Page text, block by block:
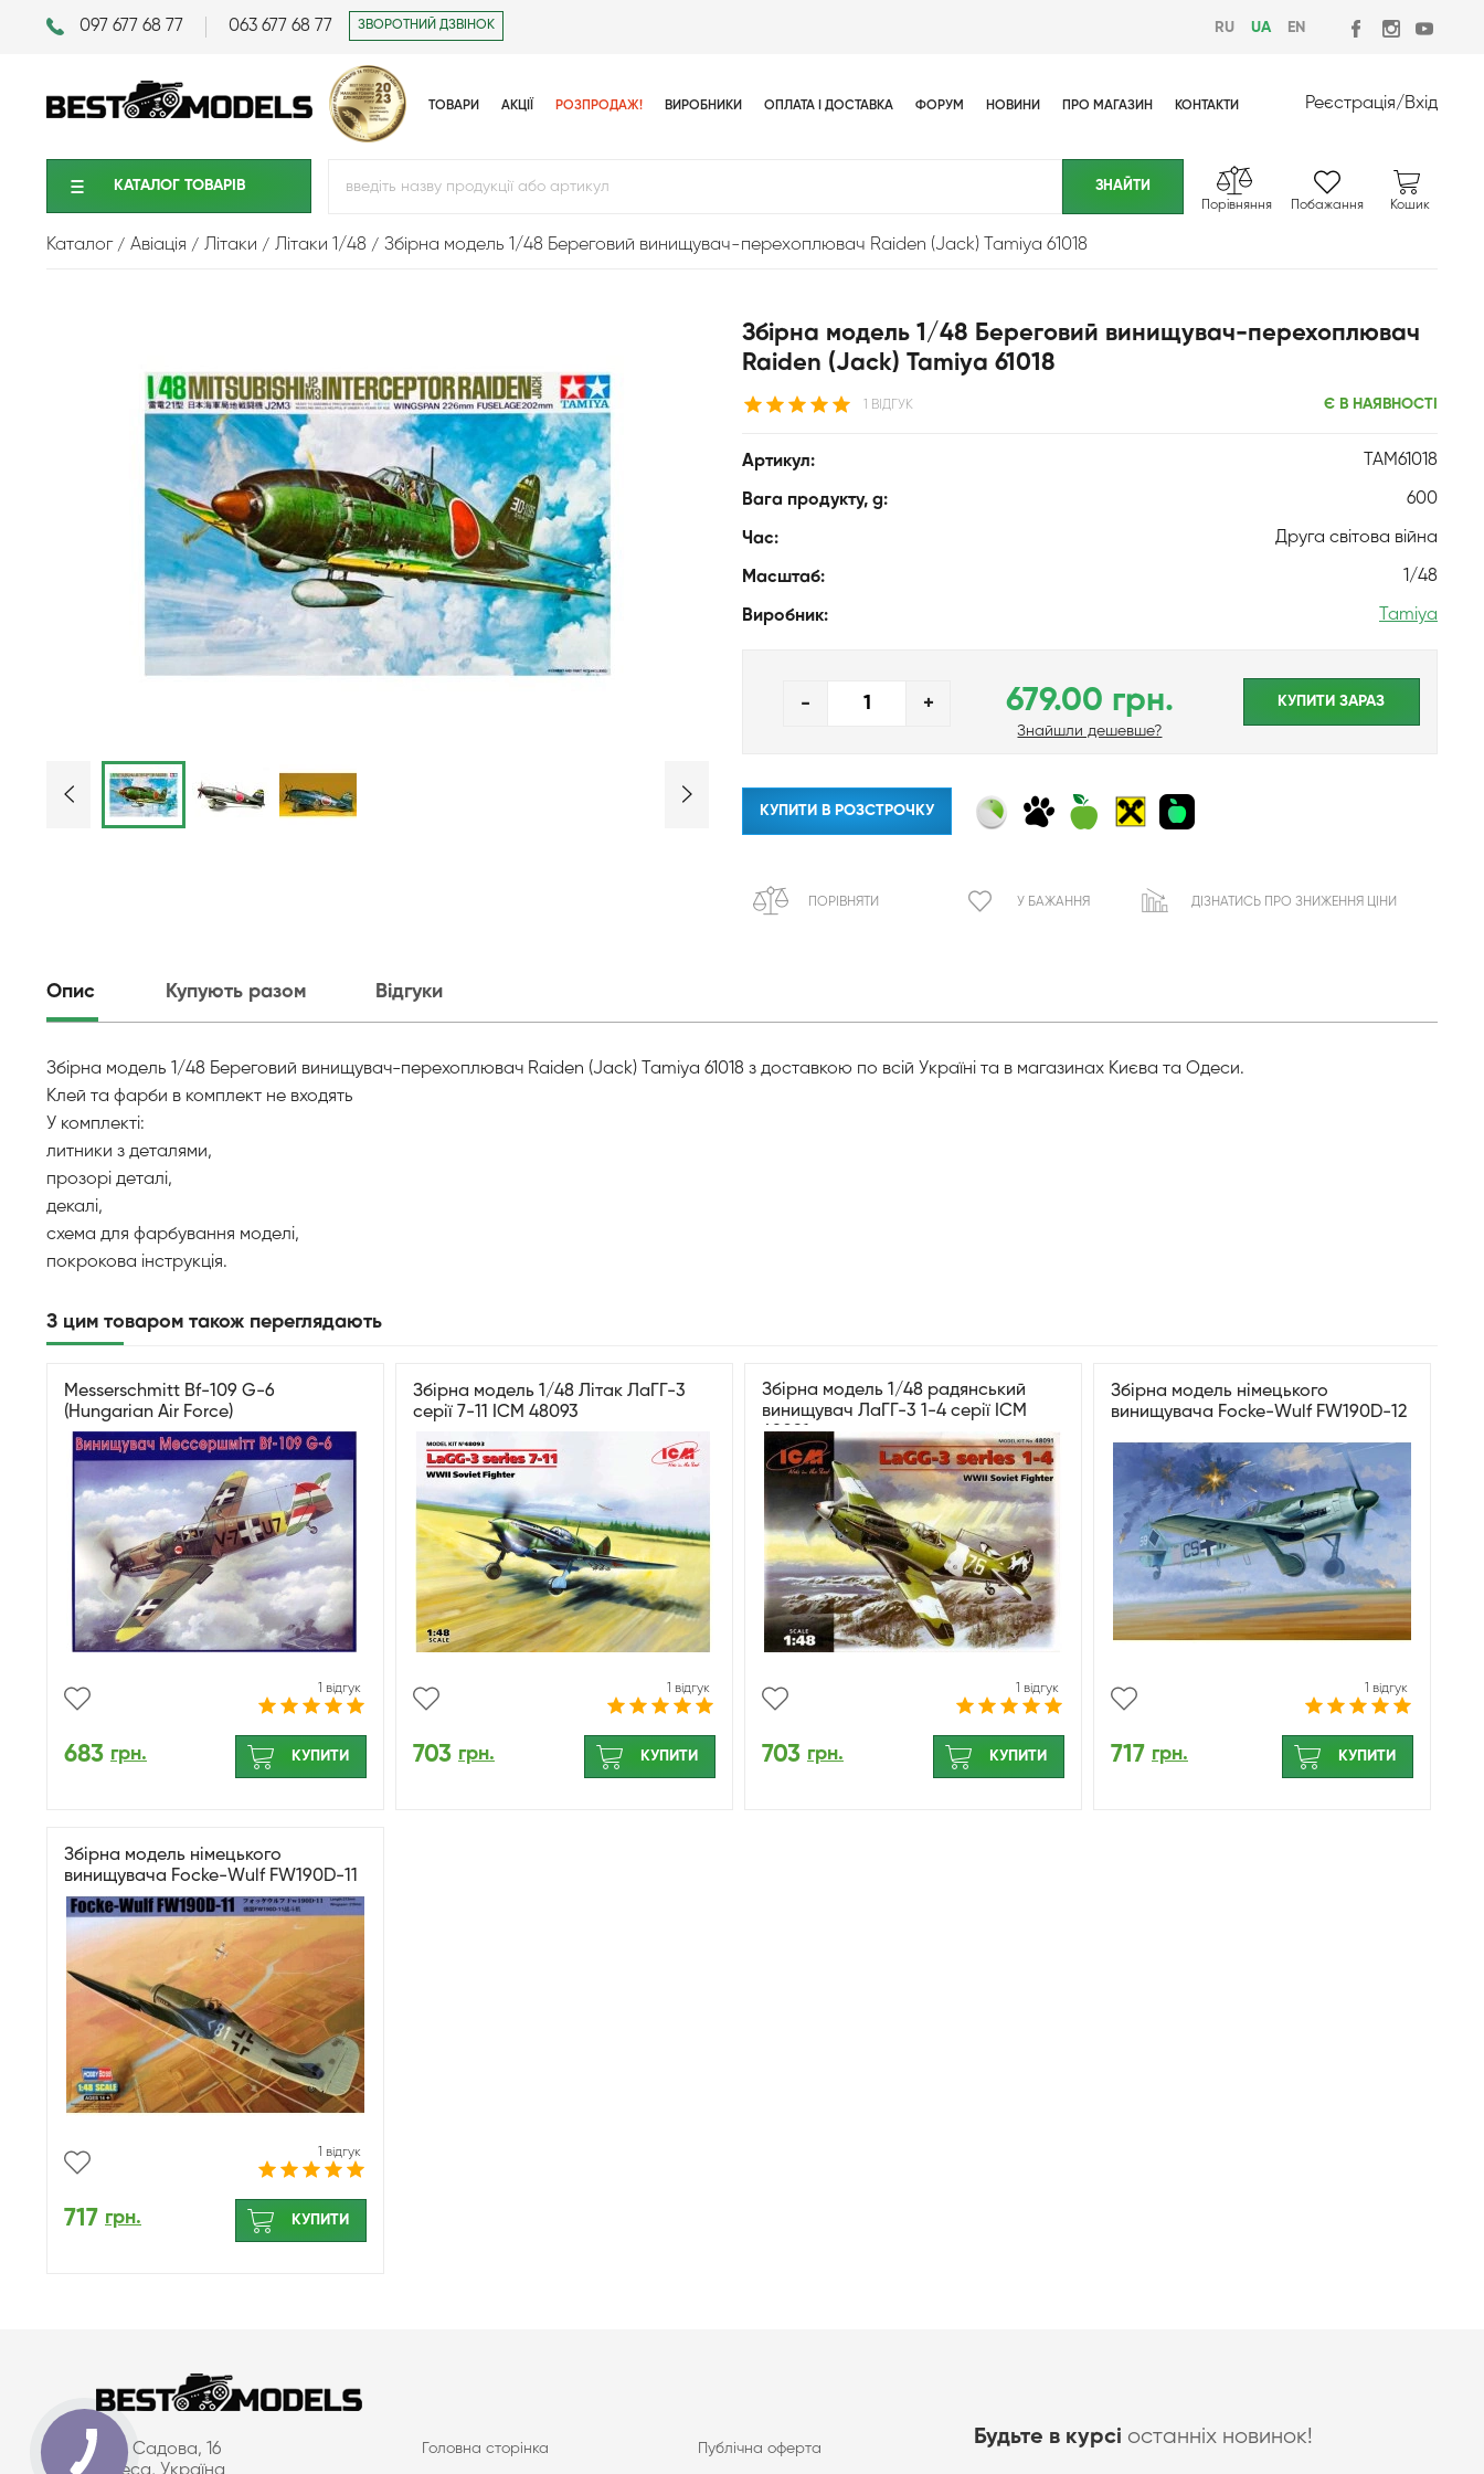
097 677 68 77 063 677 68 77 ЗВОРОТНИЙ ДЗВІНОК RU UA EN
ТОВАРИ АКЦІЇ РОЗПРОДАЖ! ВИРОБНИКИ ОПЛАТА І ДОСТАВКА ФОРУМ НОВИНИ ПРО МАГАЗИН КОНТАКТИ Реєстрація/Вхід
КАТАЛОГ ТОВАРIВ
Порівняння Побажання Кошик
Каталог Авіація Літаки Літаки 1/48 Збірна модель 1/48 Береговий винищувач-перехоплювач Raiden (Jack) Tamiya 61018
Збірна модель 1/48 Береговий винищувач-перехоплювач
Raiden (Jack) Tamiya 61018
1 ВІДГУК Є В НАЯВНОСТІ
Артикул: TAM61018
Вага продукту, g: 600
Час: Друга світова війна
Масштаб: 1/48
Виробник: Tamiya
- + 679.00 грн.
Знайшли дешевше?
КУПИТИ ЗАРАЗ
КУПИТИ В РОЗСТРОЧКУ
ПОРІВНЯТИ У БАЖАННЯ ДІЗНАТИСЬ ПРО ЗНИЖЕННЯ ЦІНИ
Опис Купують разом Відгуки
Збірна модель 1/48 Береговий винищувач-перехоплювач Raiden (Jack) Tamiya 61018 з доставкою по всій Україні та в магазинах Києва та Одеси.
Клей та фарби в комплект не входять
У комплекті:
литники з деталями,
прозорі деталі,
декалі,
схема для фарбування моделі,
покрокова інструкція.
З цим товаром також переглядають
Messerschmitt Bf-109 G-6
(Hungarian Air Force)
1 відгук
683 грн. КУПИТИ
Збірна модель 1/48 Літак ЛаГГ-3
серії 7-11 ICM 48093
1 відгук
703 грн. КУПИТИ
Збірна модель 1/48 радянський
винищувач ЛаГГ-3 1-4 серії ICM
48091
1 відгук
703 грн. КУПИТИ
Збірна модель німецького
винищувача Focke-Wulf FW190D-12
1 відгук
717 грн. КУПИТИ
Збірна модель німецького
винищувача Focke-Wulf FW190D-11
1 відгук
717 грн. КУПИТИ
вул. Садова, 16
Головна сторінка Публічна оферта Будьте в курсі останніх новинок!